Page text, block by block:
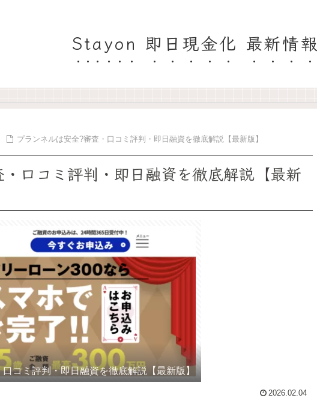
Stayon 即日現金化 最新情報
プランネルは安全?審査・口コミ評判・即日融資を徹底解説【最新版】
口コミ評判・即日融資を徹底解説【最新
コミ評判・即日融資を徹底解説【最新版】
2026.02.04